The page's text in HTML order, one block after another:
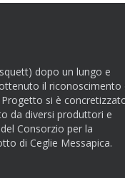
dopo un lungo e
il riconoscimento
Progetto si è
da diversi produttori e
Consorzio per la
di Ceglie Messapica.